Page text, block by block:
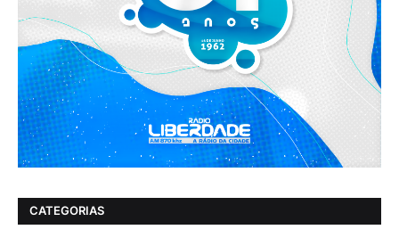
CATEGORIAS